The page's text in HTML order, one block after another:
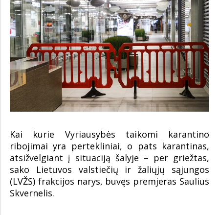
Kai kurie Vyriausybės taikomi karantino
ribojimai yra pertekliniai, o pats karantinas,
atsižvelgiant į situaciją šalyje – per griežtas,
sako Lietuvos valstiečių ir žaliųjų sąjungos
(LVŽS) frakcijos narys, buvęs premjeras Saulius
Skvernelis.